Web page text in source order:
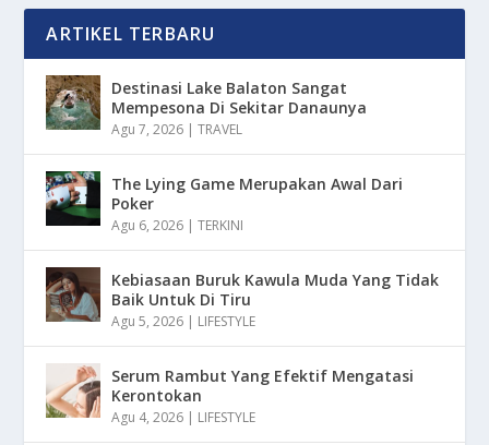
ARTIKEL TERBARU
Destinasi Lake Balaton Sangat
Mempesona Di Sekitar Danaunya
Agu 7, 2026 |TRAVEL
The Lying Game Merupakan Awal Dari
Poker
Agu 6, 2026 |TERKINI
Kebiasaan Buruk Kawula Muda Yang Tidak
Baik Untuk Di Tiru
Agu 5, 2026 | LIFESTYLE
Serum Rambut Yang Efektif Mengatasi
Kerontokan
Agu 4, 2026 | LIFESTYLE